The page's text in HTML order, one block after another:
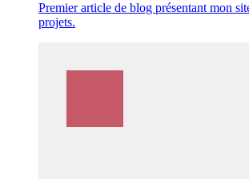
Premier article de blog présentant mon
projets.